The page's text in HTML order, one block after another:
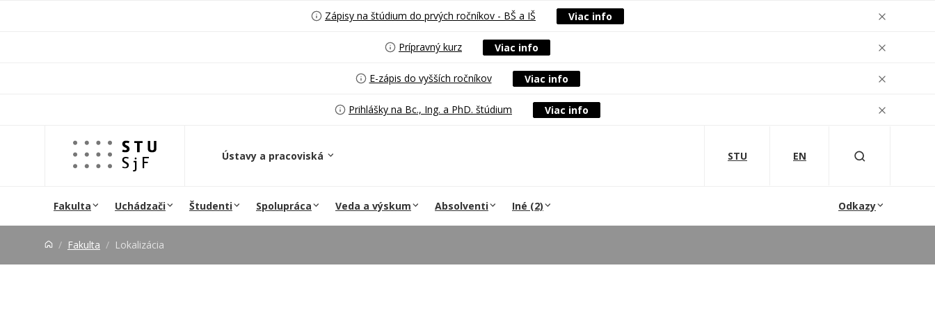
Zápisy na štúdium do prvých ročníkov - BŠ a IŠ Viac info
Prípravný kurz Viac info
E-zápis do vyšších ročníkov Viac info
Prihlášky na Bc., Ing. a PhD. štúdium Viac info
Ústavy a pracoviská STU EN
Fakulta Uchádzači Študenti Spolupráca Veda a výskum Absolventi Iné (2) Odkazy
Fakulta Lokalizácia